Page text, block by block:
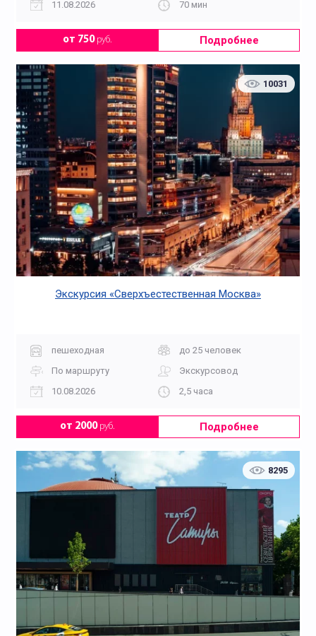
11.08.2026
70 мин
от 750руб. Подробнее
10031
Экскурсия «Сверхъестественная Москва»
пешеходная
до 25 человек
По маршруту
Экскурсовод
10.08.2026
2,5 часа
от 2000руб. Подробнее
8295